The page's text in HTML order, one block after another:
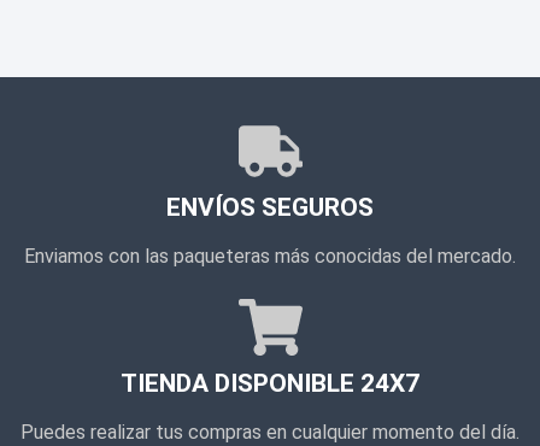
ENVÍOS SEGUROS
Enviamos con las paqueteras más conocidas del mercado.
TIENDA DISPONIBLE 24X7
Puedes realizar tus compras en cualquier momento del día.